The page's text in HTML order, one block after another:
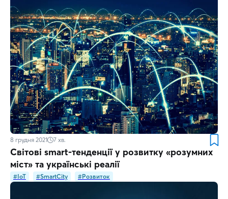
8 грудня 2021 7 хв.
Світові smart-тенденції у розвитку «‎розумних
міст»‎ та українські реалії
#IoT #SmartCity #Розвиток